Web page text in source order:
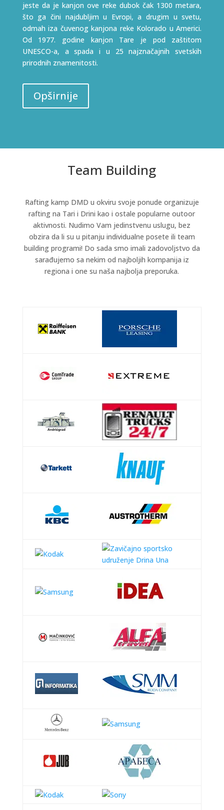
jeste da je kanjon ove reke dubok čak 1300 metara,
što ga čini najdubljim u Evropi, a drugim u svetu,
odmah iza čuvenog kanjona reke Kolorado u Americi.
Od 1977. godine kanjon Tare je pod zaštitom
UNESCO-a, a spada i u 25 najznačajnih svetskih
prirodnih znamenitosti.
Opširnije
Team Building
Rafting kamp DMD u okviru svoje ponude organizuje
rafting na Tari i Drini kao i ostale popularne outoor
aktivnosti. Nudimo Vam jedinstvenu uslugu, bez
obzira da li su u pitanju individualne posete ili team
building programi! Do sada smo imali zadovoljstvo da
sarađujemo sa nekim od najboljih kompanija iz
regiona i one su naša najbolja preporuka.